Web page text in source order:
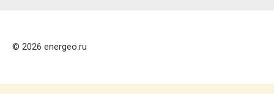
© 2026 energeo.ru